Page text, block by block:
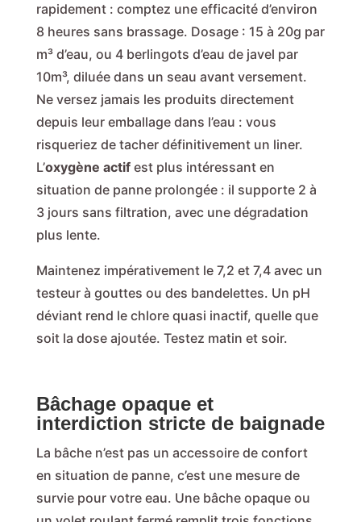
rapidement : comptez une efficacité d’environ
8 heures sans brassage. Dosage : 15 à 20g par
m³ d’eau, ou 4 berlingots d’eau de javel par
10m³, diluée dans un seau avant versement.
Ne versez jamais les produits directement
depuis leur emballage dans l’eau : vous
risqueriez de tacher définitivement un liner.
L’oxygène actifest plus intéressant en
situation de panne prolongée : il supporte 2 à
3 jours sans filtration, avec une dégradation
plus lente.
Maintenez impérativement le 7,2 et 7,4 avec un
testeur à gouttes ou des bandelettes. Un pH
déviant rend le chlore quasi inactif, quelle que
soit la dose ajoutée. Testez matin et soir.
Bâchage opaque et
interdiction stricte de baignade
La bâche n’est pas un accessoire de confort
en situation de panne, c’est une mesure de
survie pour votre eau. Une bâche opaque ou